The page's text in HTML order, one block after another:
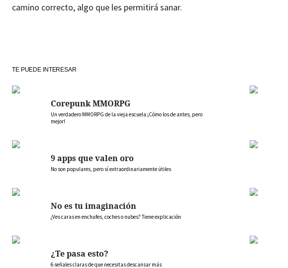
camino correcto, algo que les permitirá sanar.
TE PUEDE INTERESAR
Corepunk MMORPG
Un verdadero MMORPG de la vieja escuela ¡Cómo los de antes, pero
mejor!
9 apps que valen oro
No son populares, pero sí extraordinariamente útiles
No es tu imaginación
¿Ves caras en enchufes, coches o nubes? Tiene explicación
¿Te pasa esto?
6 señales claras de que necesitas descansar más